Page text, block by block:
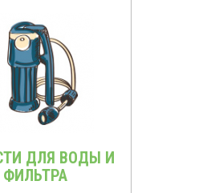
ДЛЯ ВОДЫ И
ФИЛЬТРА